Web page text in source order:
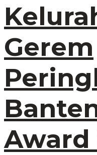
Gerem
Award